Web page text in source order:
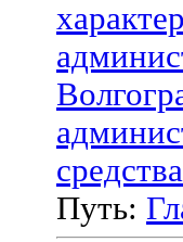
Путь: